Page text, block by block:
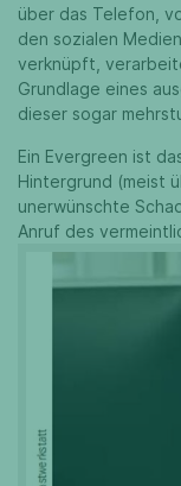
über das Telefon,
den sozialen
verknüpft,
Grundlage eines
dieser sogar
Ein Evergreen ist
Hintergrund (meist
unerwünschte
Anruf des